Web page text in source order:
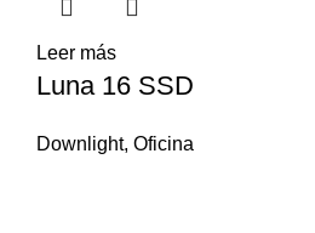
Leer más
Luna 16 SSD
Downlight, Oficina